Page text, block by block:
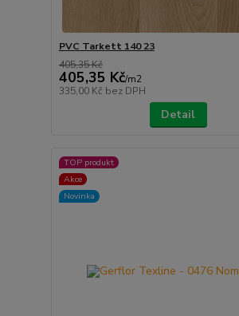
PVC Tarkett 140 23
405,35 Kč
405,35 Kč/m2
335,00 Kč bez DPH
Detail
TOP produkt
Akce
Novinka